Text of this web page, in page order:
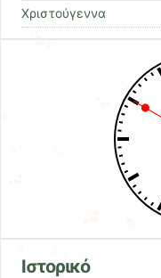
Χριστούγεννα
Ιστορικό